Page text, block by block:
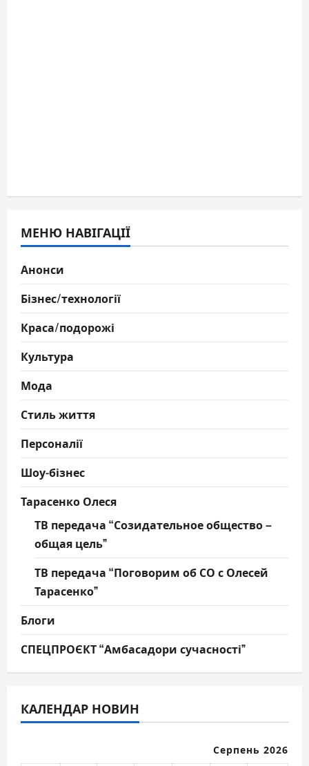
МЕНЮ НАВІГАЦІЇ
Анонси
Бізнес/технології
Краса/подорожі
Культура
Мода
Стиль життя
Персоналії
Шоу-бізнес
Тарасенко Олеся
ТВ передача “Созидательное общество –
общая цель”
ТВ передача “Поговорим об СО с Олесей
Тарасенко”
Блоги
СПЕЦПРОЄКТ “Амбасадори сучасності”
КАЛЕНДАР НОВИН
Серпень 2026